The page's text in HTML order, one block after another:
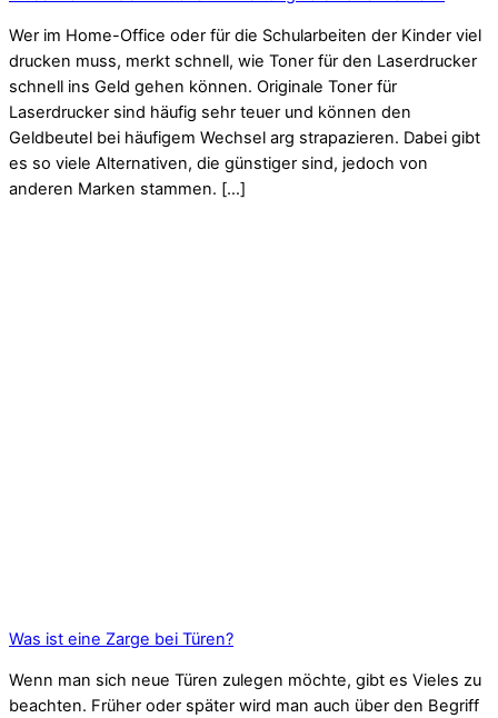
Wer im Home-Office oder für die Schularbeiten der Kinder viel
drucken muss, merkt schnell, wie Toner für den Laserdrucker
schnell ins Geld gehen können. Originale Toner für
Laserdrucker sind häufig sehr teuer und können den
Geldbeutel bei häufigem Wechsel arg strapazieren. Dabei gibt
es so viele Alternativen, die günstiger sind, jedoch von
anderen Marken stammen. […]
Was ist eine Zarge bei Türen?
Wenn man sich neue Türen zulegen möchte, gibt es Vieles zu
beachten. Früher oder später wird man auch über den Begriff